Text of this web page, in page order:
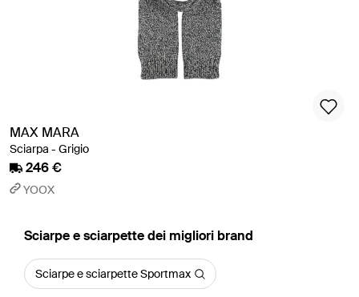
MAX MARA
Sciarpa - Grigio
246 €
YOOX
‪Sciarpe e sciarpette‬ dei migliori brand
Sciarpe e sciarpette Sportmax